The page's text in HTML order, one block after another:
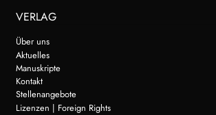
VERLAG
Über uns
Aktuelles
Manuskripte
Kontakt
Stellenangebote
Lizenzen | Foreign Rights